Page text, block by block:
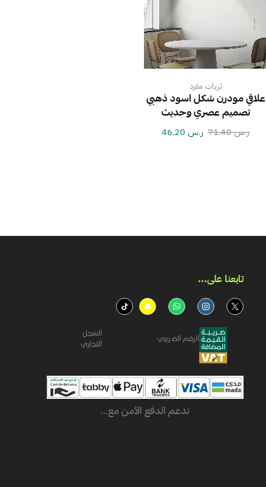
ثريات مفرد
علاقي مودرن شكل اسود ذهبي
تصميم عصري وحديث
ر.س71.40 ر.س
تابعنا على...​
الرقم الضريبي
السجل
التجاري
ندعم الدفع الآمن مع...